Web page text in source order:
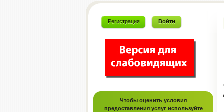
Регистрация Войти
Чтобы оценить условия
предоставления услуг используйте